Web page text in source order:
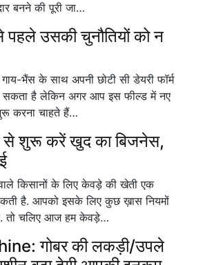
बनने की पूरी जा…
उसकी चुनौतियों को न
भैंस के साथ अपनी छोटी सी डेयरी फॉर्म
है लेकिन अगर आप इस फील्ड में नए
करना चाहते हैं…
से शुरू करें खुद का बिजनेस,
किसानों के लिए केवड़े की खेती एक
है. आपको इसके लिए कुछ ख़ास नियमों
तो चलिए आज हम केवड़े…
गोबर की लकड़ी/उपले